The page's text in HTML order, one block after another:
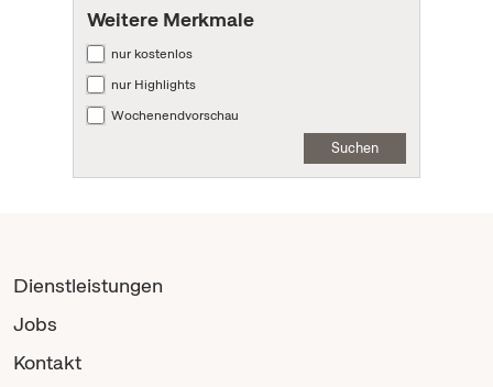
Weitere Merkmale
nur kostenlos
nur Highlights
Wochenendvorschau
Suchen
Dienstleistungen
Jobs
Kontakt